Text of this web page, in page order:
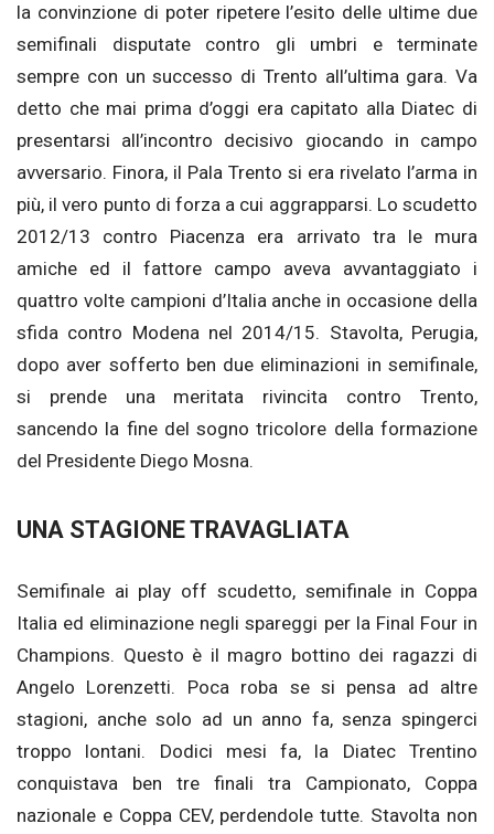
la convinzione di poter ripetere l’esito delle ultime due
semifinali disputate contro gli umbri e terminate
sempre con un successo di Trento all’ultima gara. Va
detto che mai prima d’oggi era capitato alla Diatec di
presentarsi all’incontro decisivo giocando in campo
avversario. Finora, il Pala Trento si era rivelato l’arma in
più, il vero punto di forza a cui aggrapparsi. Lo scudetto
2012/13 contro Piacenza era arrivato tra le mura
amiche ed il fattore campo aveva avvantaggiato i
quattro volte campioni d’Italia anche in occasione della
sfida contro Modena nel 2014/15. Stavolta, Perugia,
dopo aver sofferto ben due eliminazioni in semifinale,
si prende una meritata rivincita contro Trento,
sancendo la fine del sogno tricolore della formazione
del Presidente Diego Mosna.
UNA STAGIONE TRAVAGLIATA
Semifinale ai play off scudetto, semifinale in Coppa
Italia ed eliminazione negli spareggi per la Final Four in
Champions. Questo è il magro bottino dei ragazzi di
Angelo Lorenzetti. Poca roba se si pensa ad altre
stagioni, anche solo ad un anno fa, senza spingerci
troppo lontani. Dodici mesi fa, la Diatec Trentino
conquistava ben tre finali tra Campionato, Coppa
nazionale e Coppa CEV, perdendole tutte. Stavolta non